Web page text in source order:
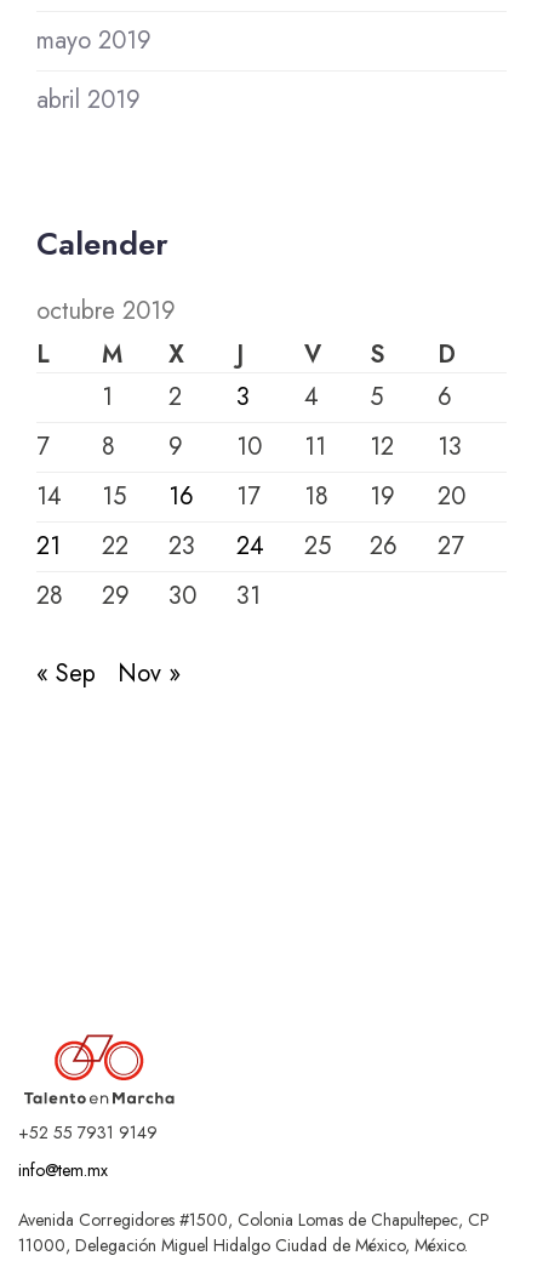
mayo 2019
abril 2019
Calender
octubre 2019
L
M X J V S
D
1
2 3 4 5
6
7
8 9 10 11 12
13
14
15 16 17 18 19
20
21
22 23 24 25 26
27
28
29 30 31
« Sep Nov »
+52 55 7931 9149
info@tem.mx
Avenida Corregidores #1500, Colonia Lomas de Chapultepec, CP
11000, Delegación Miguel Hidalgo Ciudad de México, México.